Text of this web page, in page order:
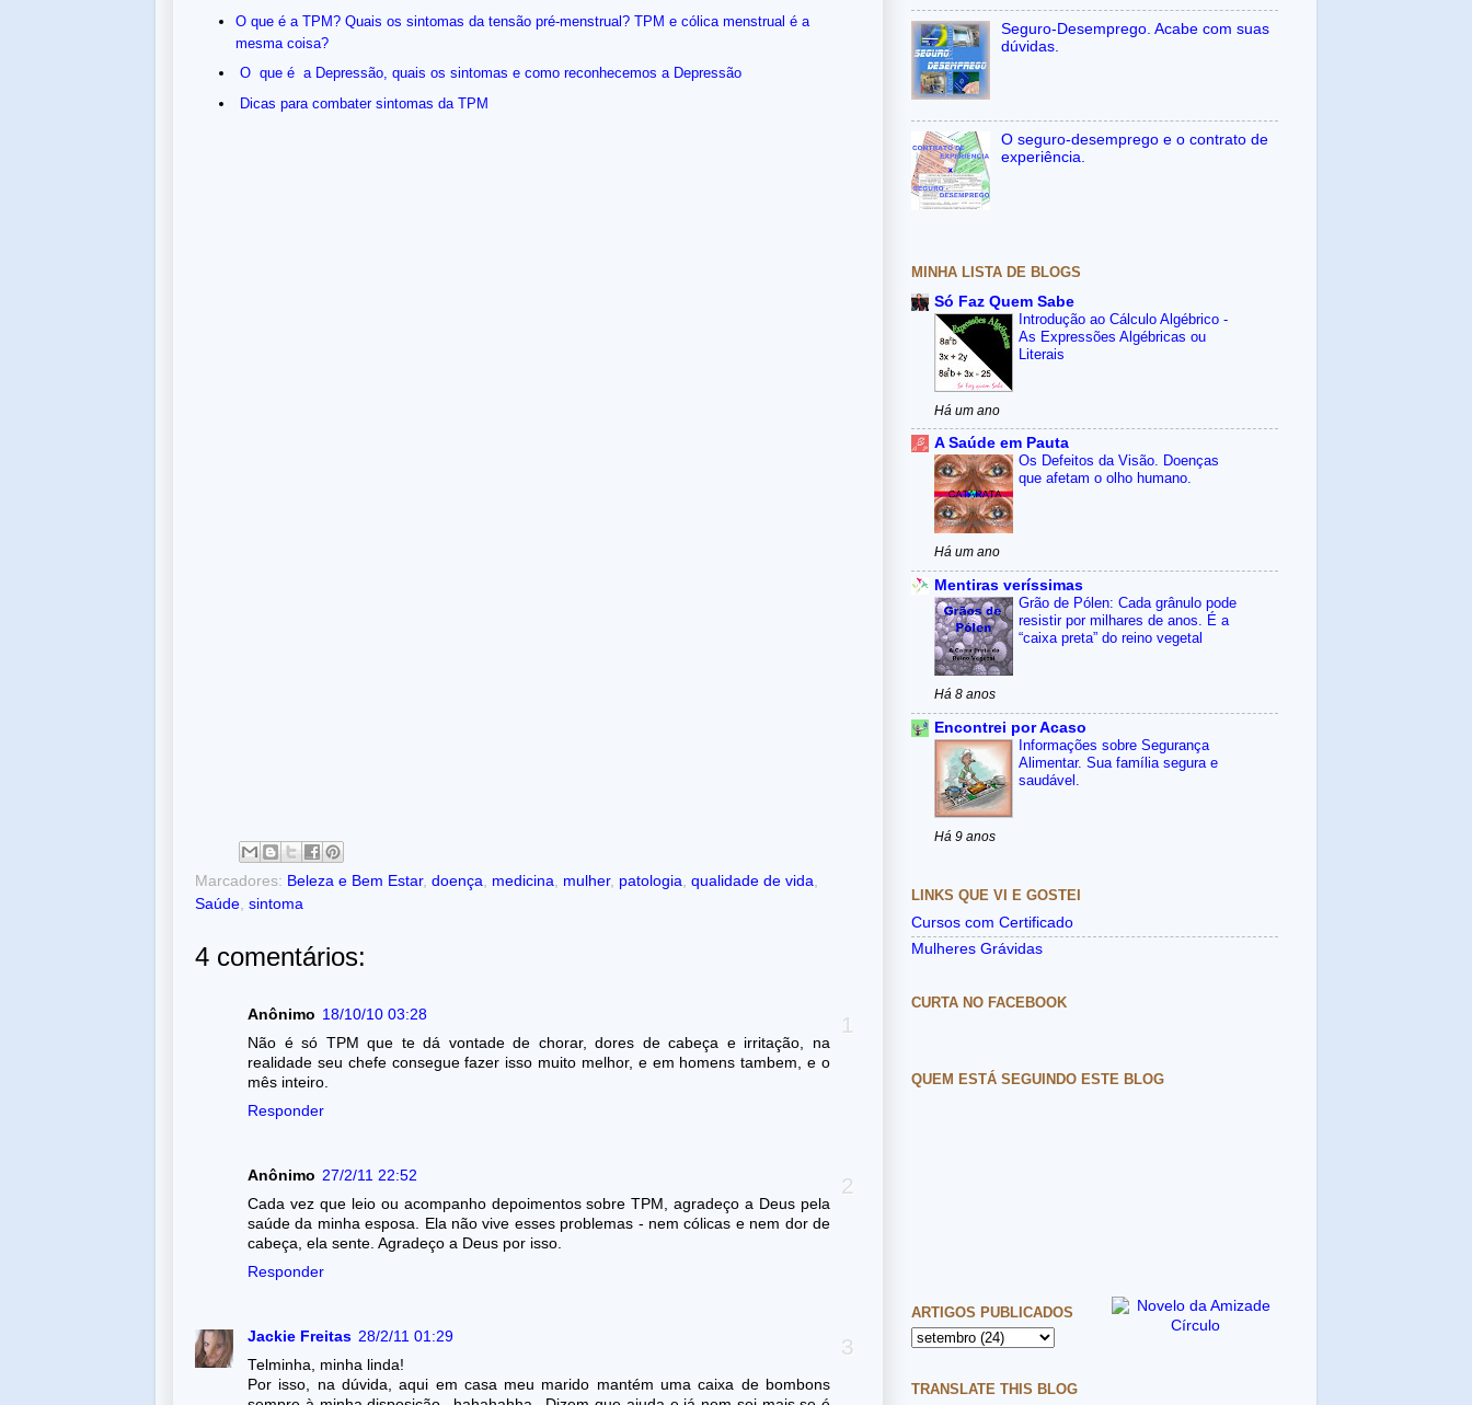
O que é a TPM? Quais os sintomas da tensão pré-menstrual? TPM e cólica menstrual é a
mesma coisa?
O que é a Depressão, quais os sintomas e como reconhecemos a Depressão
Dicas para combater sintomas da TPM
Marcadores: Beleza e Bem Estar, doença, medicina, mulher, patologia, qualidade de vida,
Saúde, sintoma
4 comentários:
Anônimo 18/10/10 03:28
Não é só TPM que te dá vontade de chorar, dores de cabeça e irritação, na
realidade seu chefe consegue fazer isso muito melhor, e em homens tambem, e o
mês inteiro.
Responder
Anônimo 27/2/11 22:52
Cada vez que leio ou acompanho depoimentos sobre TPM, agradeço a Deus pela
saúde da minha esposa. Ela não vive esses problemas - nem cólicas e nem dor de
cabeça, ela sente. Agradeço a Deus por isso.
Responder
Jackie Freitas 28/2/11 01:29
Telminha, minha linda!
Por isso, na dúvida, aqui em casa meu marido mantém uma caixa de bombons
Seguro-Desemprego. Acabe com suas
dúvidas.
O seguro-desemprego e o contrato de
experiência.
MINHA LISTA DE BLOGS
Só Faz Quem Sabe
Introdução ao Cálculo Algébrico -
As Expressões Algébricas ou
Literais
Há um ano
A Saúde em Pauta
Os Defeitos da Visão. Doenças
que afetam o olho humano.
Há um ano
Mentiras veríssimas
Grão de Pólen: Cada grânulo pode
resistir por milhares de anos. É a
“caixa preta” do reino vegetal
Há 8 anos
Encontrei por Acaso
Informações sobre Segurança
Alimentar. Sua família segura e
saudável.
Há 9 anos
LINKS QUE VI E GOSTEI
Cursos com Certificado
Mulheres Grávidas
CURTA NO FACEBOOK
QUEM ESTÁ SEGUINDO ESTE BLOG
ARTIGOS PUBLICADOS
TRANSLATE THIS BLOG